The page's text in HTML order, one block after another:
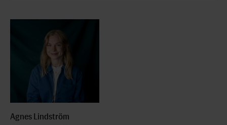
Agnes Lindström